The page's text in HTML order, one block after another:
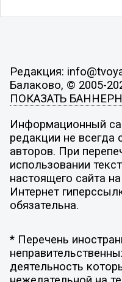
Редакция:
Балаково, © 2005-
ПОКАЗАТЬ
Информационный
редакции не всегда
авторов. При
использовании
настоящего сайта
Интернет
обязательна.
* Перечень
деятельность